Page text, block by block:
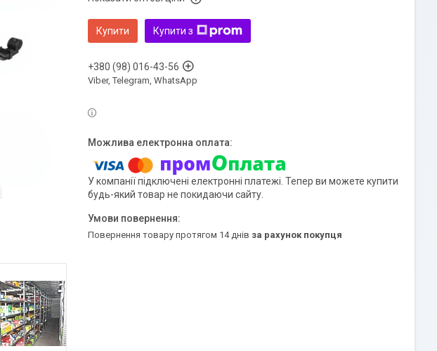
Купити Купити з
+380 (98) 016-43-56
Viber, Telegram, WhatsApp
У компанії підключені електронні платежі. Тепер ви можете купити
будь-який товар не покидаючи сайту.
повернення товару протягом 14 днів за рахунок покупця